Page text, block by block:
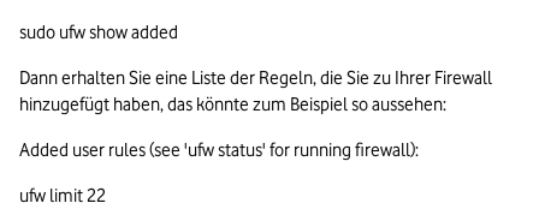
sudo ufw show added
Dann erhalten Sie eine Liste der Regeln, die Sie zu Ihrer Firewall
hinzugefügt haben, das könnte zum Beispiel so aussehen:
Added user rules (see 'ufw status' for running firewall):
ufw limit 22